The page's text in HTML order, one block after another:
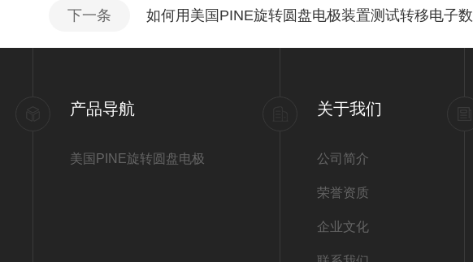
下一条 如何用美国PINE旋转圆盘电极装置测试转移电子数
产品导航
美国PINE旋转圆盘电极
关于我们
公司简介
荣誉资质
企业文化